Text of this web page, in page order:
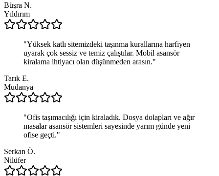
Büşra N.
Yıldırım
"Yüksek katlı sitemizdeki taşınma kurallarına harfiyen
uyarak çok sessiz ve temiz çalıştılar. Mobil asansör
kiralama ihtiyacı olan düşünmeden arasın."
Tarık E.
Mudanya
"Ofis taşımacılığı için kiraladık. Dosya dolapları ve ağır
masalar asansör sistemleri sayesinde yarım günde yeni
ofise geçti."
Serkan Ö.
Nilüfer